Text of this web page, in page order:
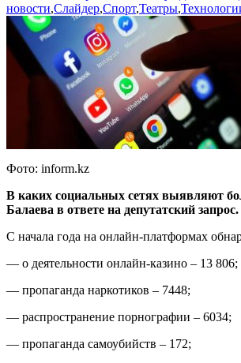
новости,Слайдер,Спорт,Театры,
Фото: inform.kz
В каких социальных сетях выявляют
Балаева в ответе на депутатский
С начала года на онлайн-платформах
— о деятельности онлайн-казино – 13 806;
— пропаганда наркотиков – 7448;
— распространение порнографии – 6034;
— пропаганда самоубийств – 172;